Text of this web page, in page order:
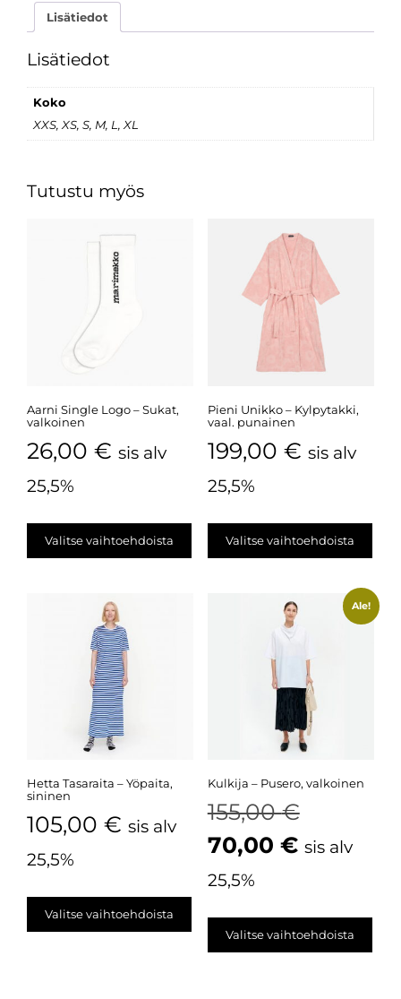
Lisätiedot
Lisätiedot
Koko
XXS, XS, S, M, L, XL
Tutustu myös
Aarni Single Logo – Sukat,
valkoinen
26,00 € sis alv
25,5%
Valitse vaihtoehdoista
Pieni Unikko – Kylpytakki,
vaal. punainen
199,00 € sis alv
25,5%
Valitse vaihtoehdoista
Hetta Tasaraita – Yöpaita,
sininen
105,00 € sis alv
25,5%
Valitse vaihtoehdoista
Ale!
Kulkija – Pusero, valkoinen
155,00€
70,00 € sis alv
25,5%
Valitse vaihtoehdoista